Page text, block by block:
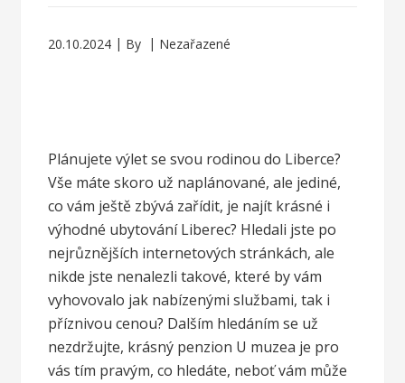
20.10.2024 By Nezařazené
Plánujete výlet se svou rodinou do Liberce?
Vše máte skoro už naplánované, ale jediné,
co vám ještě zbývá zařídit, je najít krásné i
výhodné ubytování Liberec? Hledali jste po
nejrůznějších internetových stránkách, ale
nikde jste nenalezli takové, které by vám
vyhovovalo jak nabízenými službami, tak i
příznivou cenou? Dalším hledáním se už
nezdržujte, krásný penzion U muzea je pro
vás tím pravým, co hledáte, neboť vám může